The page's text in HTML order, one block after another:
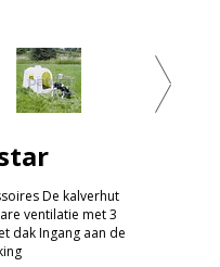
De kalverhut
ventilatie met 3
dak Ingang aan de